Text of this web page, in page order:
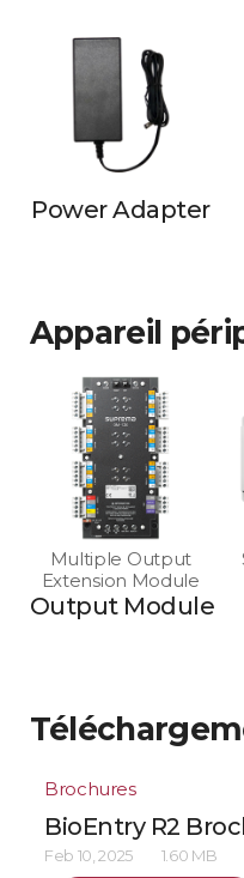
Power Adapter
Appareil
Multiple Output
Extension Module
Output Module
Brochures
BioEntry R2
Feb 10, 2025 1.60 MB